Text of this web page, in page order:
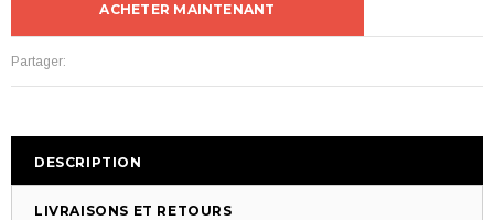
ACHETER MAINTENANT
Partager:
DESCRIPTION
LIVRAISONS ET RETOURS